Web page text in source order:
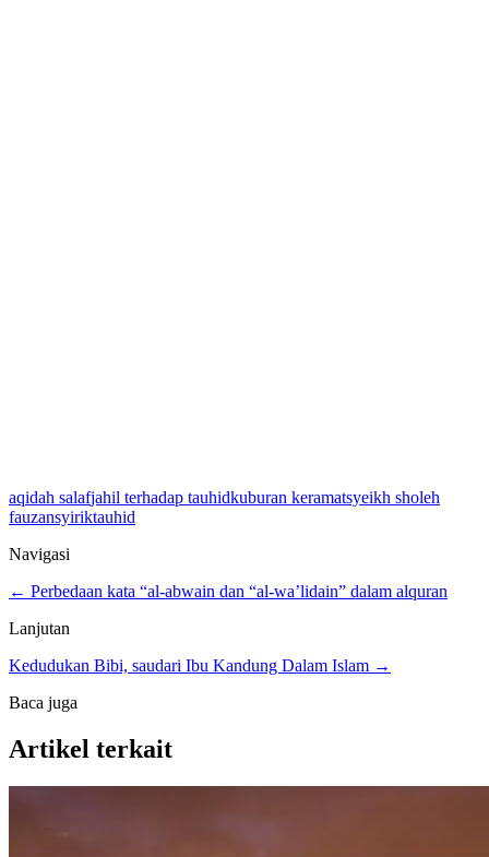
aqidah salafjahil terhadap tauhidkuburan keramatsyeikh sholeh
fauzansyiriktauhid
Navigasi
← Perbedaan kata “al-abwain dan “al-wa’lidain” dalam alquran
Lanjutan
Kedudukan Bibi, saudari Ibu Kandung Dalam Islam →
Baca juga
Artikel terkait